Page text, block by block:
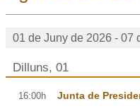
01 de Juny de 2026 - 07
Dilluns, 01
16:00h Junta de